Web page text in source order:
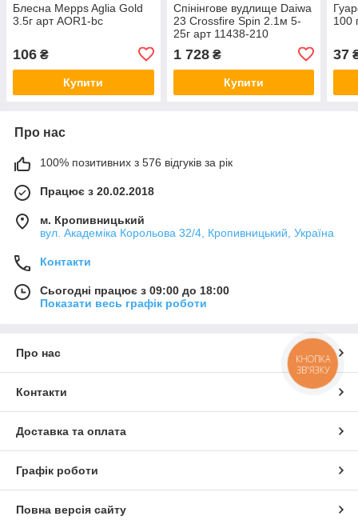
Блесна Mepps Aglia Gold
3.5г арт AOR1-bc
106 ₴
Купити
Спінінгове вудлище Daiwa
23 Crossfire Spin 2.1м 5-
25г арт 11438-210
1 728₴
Купити
100
37
Про нас
100% позитивних з 576 відгуків за рік
Працює з 20.02.2018
м. Кропивницький
вул. Академіка Корольова 32/4, Кропивницький, Україна
Контакти
Сьогодні працює з 09:00 до 18:00
Показати весь графік роботи
Про нас
Контакти
Доставка та оплата
Графік роботи
Повна версія сайту
КНОПКА
ЗВ'ЯЗКУ